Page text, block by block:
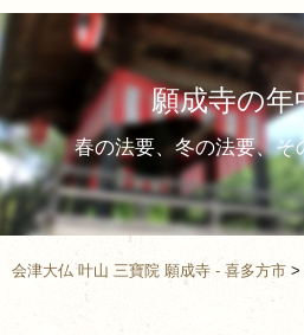
願成寺の年
春の法要、冬の法要、そ
会津大仏 叶山 三寶院 願成寺 - 喜多方市 >